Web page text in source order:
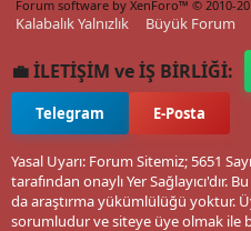
Forum software by XenForo™ © 2010-
Kalabalık Yalnızlık Büyük Forum
💼 İLETİŞİM ve İŞ BİRLİĞİ:
Telegram E-Posta
Yasal Uyarı: Forum Sitemiz; 5651
tarafından onaylı Yer
da araştırma yükümlülüğü yoktur.
sorumludur ve siteye üye olmak ile